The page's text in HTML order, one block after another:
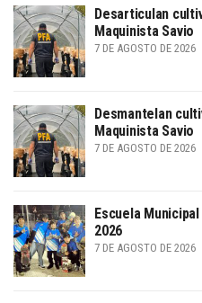
Desarticulan
Maquinista Savio
7 DE AGOSTO DE 2026
Desmantelan
Maquinista Savio
7 DE AGOSTO DE 2026
Escuela
2026
7 DE AGOSTO DE 2026